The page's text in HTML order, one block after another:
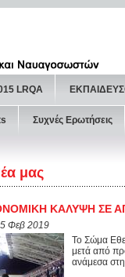
LRQA
Συχνές Ερωτήσεις
μας
ΚΑΛΥΨΗ ΣΕ
Φεβ 2019
Το Σώμα
μετά από
ανάμεσα